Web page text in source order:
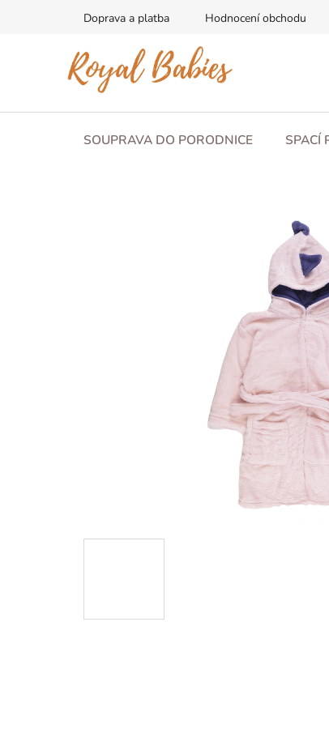
Doprava a platba Hodnocení obchodu
SOUPRAVA DO PORODNICE SPACÍ